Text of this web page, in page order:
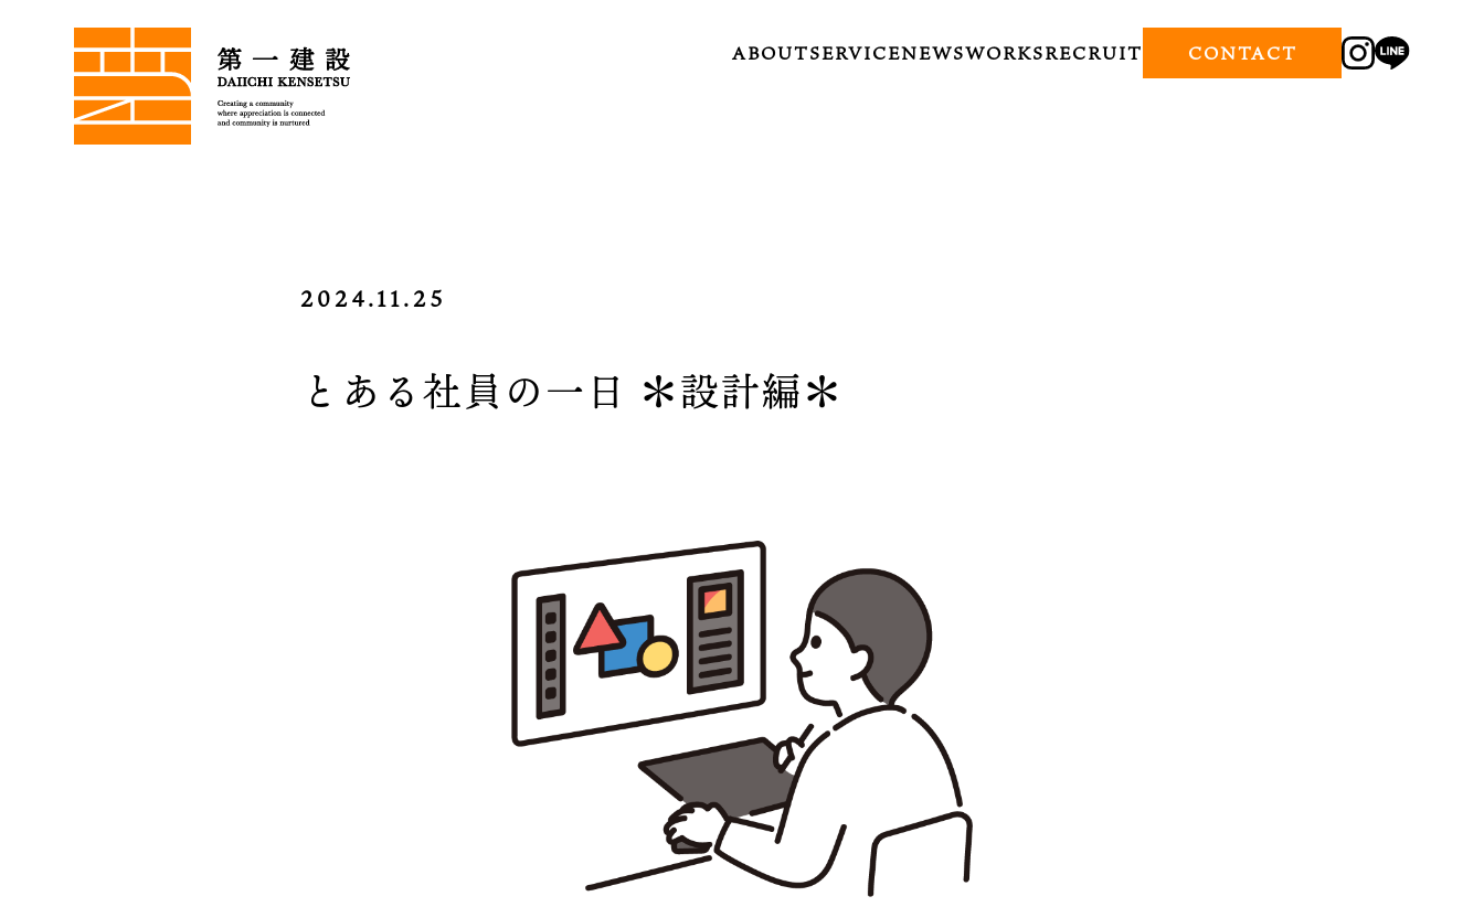
ABOUTSERVICENEWSWORKSRECRUIT CONTACT
2024.11.25
とある社員の一日 ＊設計編＊